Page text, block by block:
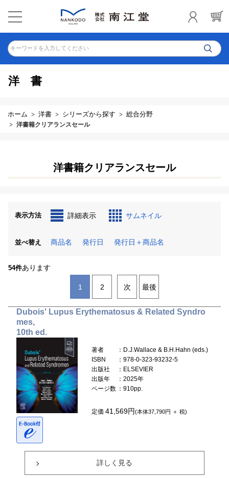
キーワードを入力してください
洋書
ホーム 洋書 シリーズから探す 総合分野
洋書籍クリアランスセール
洋書籍クリアランスセール
表示方法 詳細表示 サムネイル
並べ替え 商品名 発行日 発行日＋商品名
54件あります
1 2 次 最後
Dubois' Lupus Erythematosus & Related Syndro
mes,
10th ed.
著者
：D.J.Wallace & B.H.Hahn (eds.)
ISBN
：978-0-323-93232-5
出版社
：ELSEVIER
出版年
：2025年
ページ数 ：910pp.
定価41,569円(本体37,790円 ＋ 税)
詳しく見る